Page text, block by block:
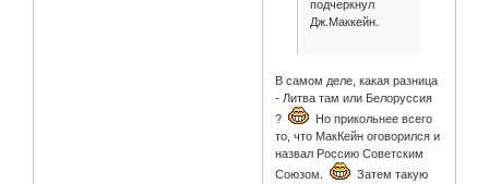
подчеркнул
Дж.Маккейн.
В самом деле, какая разница
- Литва там или Белоруссия
?
Но прикольнее всего
то, что МакКейн оговорился и
назвал Россию Советским
Союзом.
Затем такую